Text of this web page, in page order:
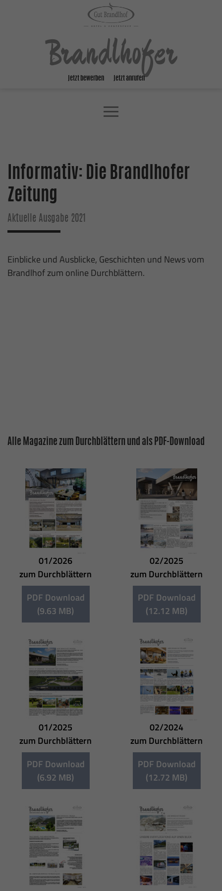
Brandlhofer
jetzt bewerben jetzt anrufen
Informativ: Die Brandlhofer
Zeitung
Aktuelle Ausgabe 2021
Einblicke und Ausblicke, Geschichten und News vom
Brandlhof zum online Durchblättern.
Alle Magazine zum Durchblättern und als PDF-Download
01/2026
zum Durchblättern
PDF Download
(9.63 MB)
02/2025
zum Durchblättern
PDF Download
(12.12 MB)
01/2025
zum Durchblättern
PDF Download
(6.92 MB)
02/2024
zum Durchblättern
PDF Download
(12.72 MB)